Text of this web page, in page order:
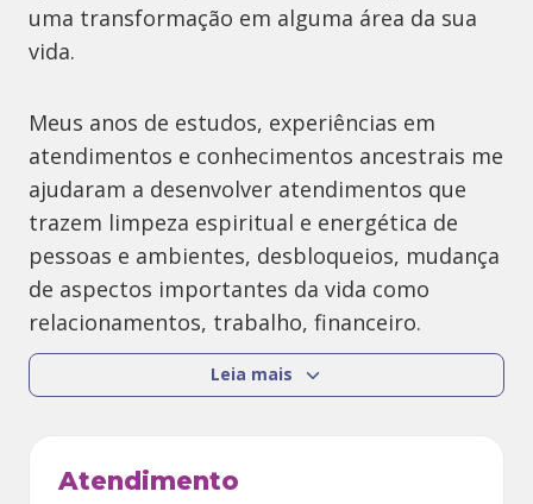
uma transformação em alguma área da sua
vida.
Meus anos de estudos, experiências em
atendimentos e conhecimentos ancestrais me
ajudaram a desenvolver atendimentos que
trazem limpeza espiritual e energética de
pessoas e ambientes, desbloqueios, mudança
de aspectos importantes da vida como
relacionamentos, trabalho, financeiro.
Formada em:
Theta Healing: DNA Básico, DNA Avançado
e Aprofundando no Digging, Você e o
Leia mais
Atendimento